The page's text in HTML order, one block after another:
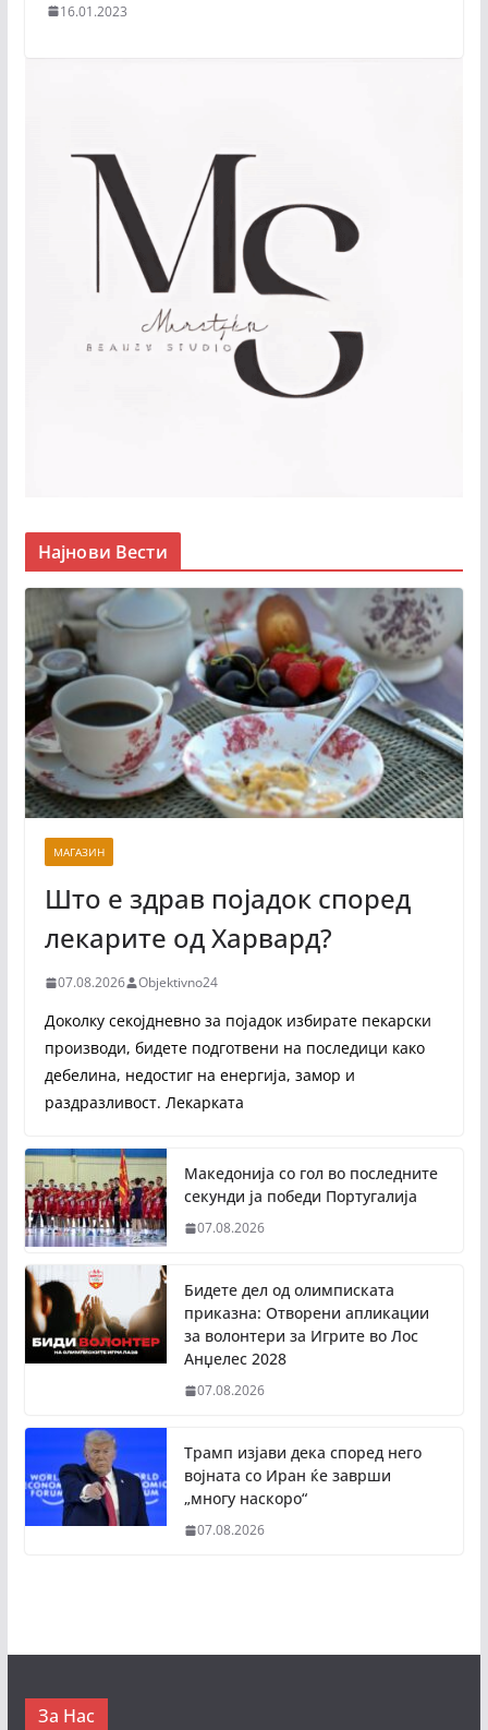
16.01.2023
Најнови Вести
МАГАЗИН
Што е здрав појадок според
лекарите од Харвард?
07.08.2026 Objektivno24
Доколку секојдневно за појадок избирате пекарски
производи, бидете подготвени на последици како
дебелина, недостиг на енергија, замор и
раздразливост. Лекарката
Македонија со гол во последните
секунди ја победи Португалија
07.08.2026
Бидете дел од олимписката
приказна: Отворени апликации
за волонтери за Игрите во Лос
Анџелес 2028
07.08.2026
Трамп изјави дека според него
војната со Иран ќе заврши
„многу наскоро“
07.08.2026
За Нас